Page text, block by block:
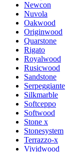
Newcon
Nuvola
Oakwood
Originwood
Quarstone
Rigato
Royalwood
Rusicwood
Sandstone
Serpeggiante
Silkmarble
Softceppo
Softwood
Stone x
Stonesystem
Terrazzo-x
Vividwood